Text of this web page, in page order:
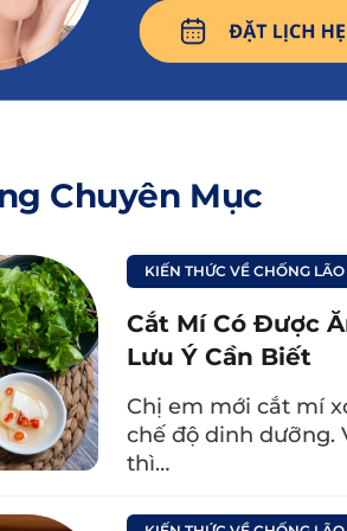
Chuyên Mục
KIẾN THỨC VỀ CHỐNG
Cắt Mí Có Được
Lưu Ý Cần Biết
Chị em mới cắt mí
chế độ dinh dưỡng.
thì…